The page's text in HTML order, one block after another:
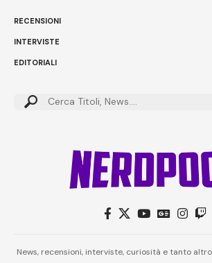
RECENSIONI
INTERVISTE
EDITORIALI
Cerca:
News, recensioni, interviste, curiosità e tanto